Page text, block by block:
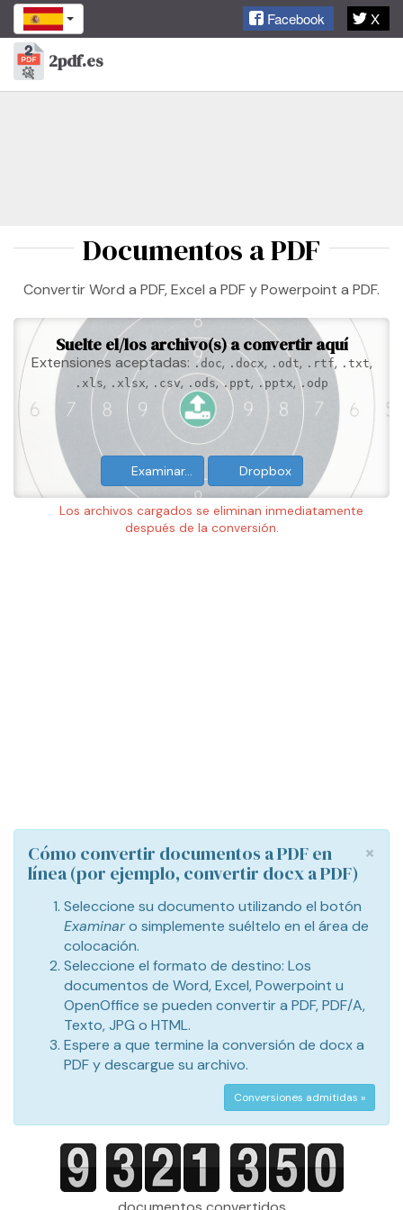
Facebook X
2pdf.es
Documentos a PDF
Convertir Word a PDF, Excel a PDF y Powerpoint a PDF.
Suelte el/los archivo(s) a convertir aquí
Extensiones aceptadas: .doc, .docx, .odt, .rtf, .txt,
.xls, .xlsx, .csv, .ods,.ppt, .pptx,.odp
Examinar… Dropbox
Los archivos cargados se eliminan inmediatamente
después de la conversión.
×
Cómo convertir documentos a PDF en
línea (por ejemplo, convertir docx a PDF)
Seleccione su documento utilizando el botón
Examinaro simplemente suéltelo en el área de
colocación.
Seleccione el formato de destino: Los
documentos de Word, Excel, Powerpoint u
OpenOffice se pueden convertir a PDF, PDF/A,
Texto, JPG o HTML.
Espere a que termine la conversión de docx a
PDF y descargue su archivo.
Conversiones admitidas »